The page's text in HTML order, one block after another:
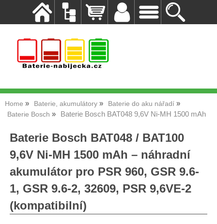
Home Baterie, akumulátory
Baterie do aku nářadí
Baterie Bosch
Baterie Bosch BAT048 9,6V Ni-MH 1500 mAh
Baterie Bosch BAT048 / BAT100
9,6V Ni-MH 1500 mAh – náhradní
akumulátor pro PSR 960, GSR 9.6-
1, GSR 9.6-2, 32609, PSR 9,6VE-2
(kompatibilní)